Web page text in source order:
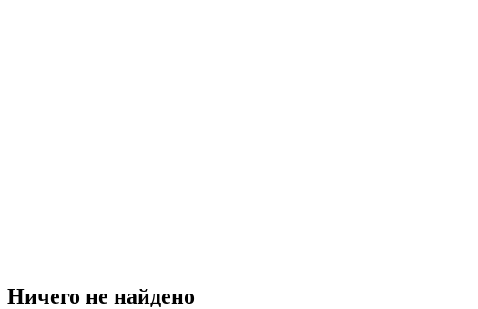
Ничего не найдено